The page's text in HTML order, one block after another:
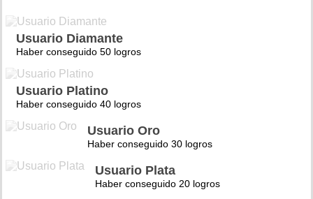
Usuario Diamante
Haber conseguido 50 logros
Usuario Platino
Haber conseguido 40 logros
Usuario Oro
Haber conseguido 30 logros
Usuario Plata
Haber conseguido 20 logros